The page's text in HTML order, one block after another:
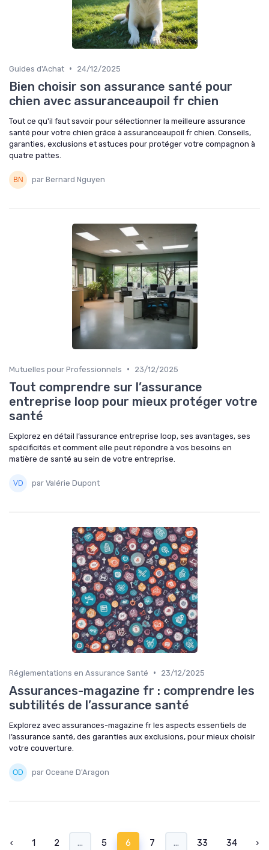
Guides d'Achat • 24/12/2025
Bien choisir son assurance santé pour
chien avec assuranceaupoil fr chien
Tout ce qu'il faut savoir pour sélectionner la meilleure assurance
santé pour votre chien grâce à assuranceaupoil fr chien. Conseils,
garanties, exclusions et astuces pour protéger votre compagnon à
quatre pattes.
par Bernard Nguyen
Mutuelles pour Professionnels • 23/12/2025
Tout comprendre sur l’assurance
entreprise loop pour mieux protéger votre
santé
Explorez en détail l’assurance entreprise loop, ses avantages, ses
spécificités et comment elle peut répondre à vos besoins en
matière de santé au sein de votre entreprise.
par Valérie Dupont
Réglementations en Assurance Santé • 23/12/2025
Assurances-magazine fr : comprendre les
subtilités de l’assurance santé
Explorez avec assurances-magazine fr les aspects essentiels de
l’assurance santé, des garanties aux exclusions, pour mieux choisir
votre couverture.
par Oceane D'Aragon
‹ 1 2 ... 5 6 7 ... 33 34 ›